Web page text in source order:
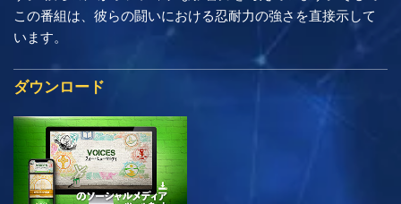
この番組は、彼らの闘いにおける忍耐力の強さを直接示して
います。
ダウンロード